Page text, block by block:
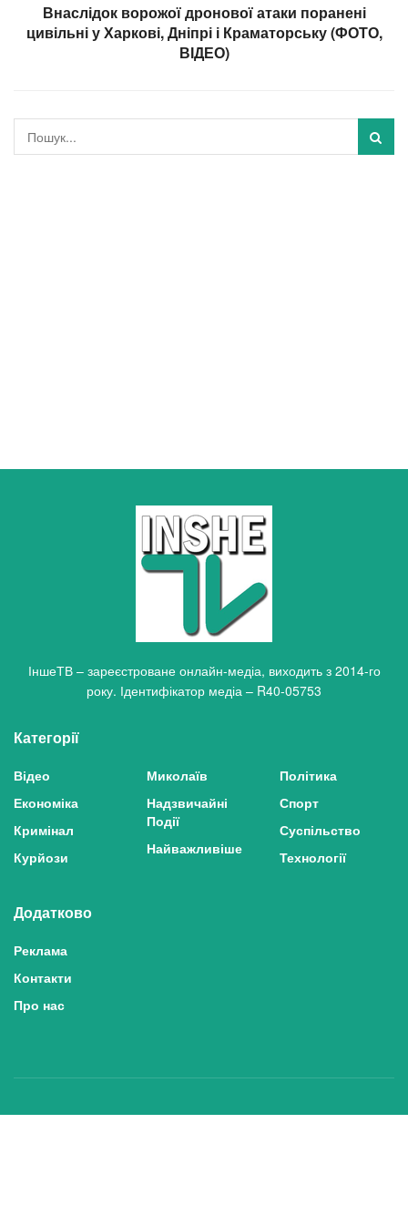
Внаслідок ворожої дронової атаки поранені
цивільні у Харкові, Дніпрі і Краматорську (ФОТО,
ВІДЕО)
ІншеТВ – зареєстроване онлайн-медіа, виходить з 2014-го
року. Ідентифікатор медіа – R40-05753
Категорії
Відео
Економіка
Кримінал
Курйози
Миколаїв
Надзвичайні
Події
Найважливіше
Політика
Спорт
Суспільство
Технології
Додатково
Реклама
Контакти
Про нас
Політика конфіденційності та захисту персональних даних